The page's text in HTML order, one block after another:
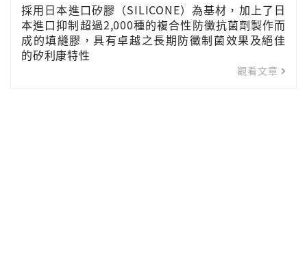
採用日本進口矽膠（SILICONE）為基材，加上了日
本進口抑制超過2,000種的複合性防黴抗菌劑製作而
成的填縫膠，具有卓越之長期防黴制菌效果及絕佳
的矽利康特性
觀看文章